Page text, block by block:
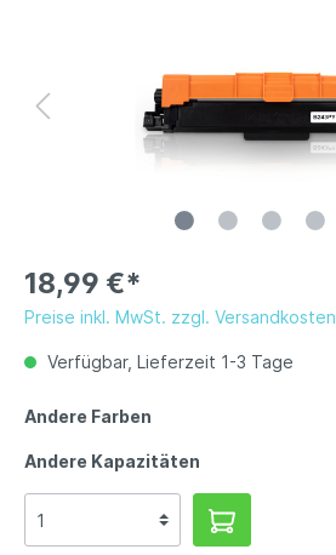
18,99 €*
Preise inkl. MwSt. zzgl. Versandkosten
Verfügbar, Lieferzeit 1-3 Tage
Andere Farben
Andere Kapazitäten